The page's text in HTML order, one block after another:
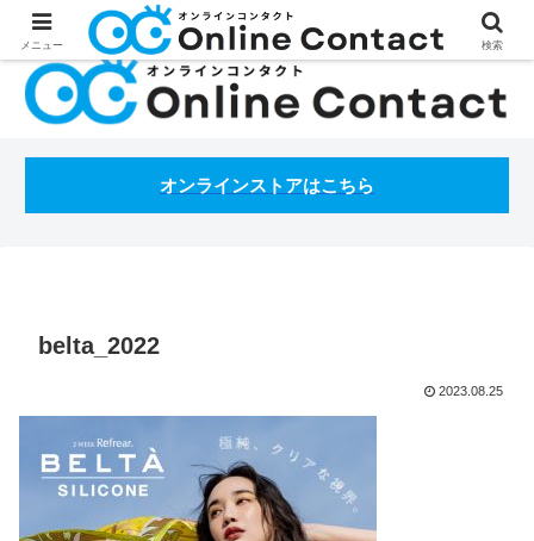
処方箋不要のコンタクトレンズ通販オンラインコンタクトBLOG
オンラインストアはこちら
belta_2022
2023.08.25
メニュー 検索